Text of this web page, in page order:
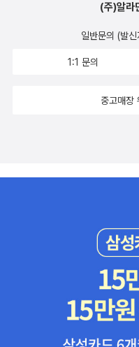
(주)알라
일반문의 (발
1:1 문의
중고매장